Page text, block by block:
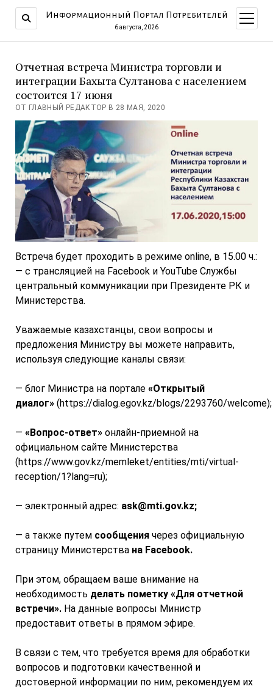
Информационный Портал Потребителей
6 августа, 2026
меню
Отчетная встреча Министра торговли и
интеграции Бахыта Султанова с населением
состоится 17 июня
ОТ ГЛАВНЫЙ РЕДАКТОР В 28 МАЯ, 2020
Встреча будет проходить в режиме оnline, в 15.00 ч.:
— с трансляцией на Facebook и YouTube Службы
центральный коммуникации при Президенте РК и
Министерства.
Уважаемые казахстанцы, свои вопросы и
предложения Министру вы можете направить,
используя следующие каналы связи:
— блог Министра на портале «Открытый
диалог»(https://dialog.egov.kz/blogs/2293760/welcome);
— «Вопрос-ответ»онлайн-приемной на
официальном сайте Министерства
(https://www.gov.kz/memleket/entities/mti/virtual-
reception/1?lang=ru);
— электронный адрес: ask@mti.gov.kz;
— а также путем сообщения через официальную
страницу Министерства на Facebook.
При этом, обращаем ваше внимание на
необходимость делать пометку «Для отчетной
встречи».На данные вопросы Министр
предоставит ответы в прямом эфире.
В связи с тем, что требуется время для обработки
вопросов и подготовки качественной и
достоверной информации по ним, рекомендуем их